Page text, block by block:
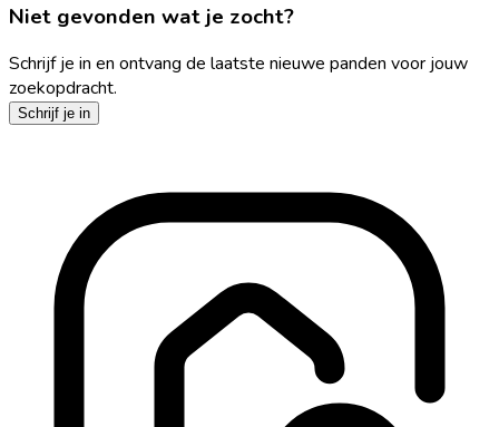
Niet gevonden wat je zocht?
Schrijf je in en ontvang de laatste nieuwe panden voor jouw
zoekopdracht.
Schrijf je in